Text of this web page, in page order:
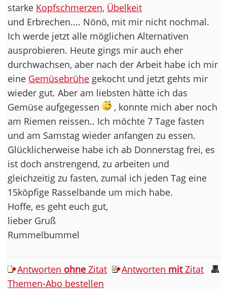
starke Kopfschmerzen, Übelkeit
und Erbrechen.... Nönö, mit mir nicht nochmal.
Ich werde jetzt alle möglichen Alternativen
ausprobieren. Heute gings mir auch eher
durchwachsen, aber nach der Arbeit habe ich mir
eine Gemüsebrühe gekocht und jetzt gehts mir
wieder gut. Aber am liebsten hätte ich das
Gemüse aufgegessen
, konnte mich aber noch
am Riemen reissen.. Ich möchte 7 Tage fasten
und am Samstag wieder anfangen zu essen.
Glücklicherweise habe ich ab Donnerstag frei, es
ist doch anstrengend, zu arbeiten und
gleichzeitig zu fasten, zumal ich jeden Tag eine
15köpfige Rasselbande um mich habe.
Hoffe, es geht euch gut,
lieber Gruß
Rummelbummel
Antworten ohne Zitat Antworten mitZitat
Themen-Abo bestellen